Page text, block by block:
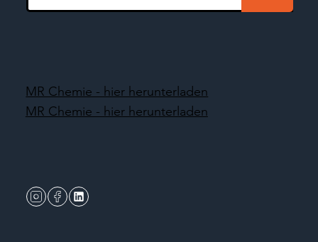
MR Chemie - hier herunterladen
MR Chemie - hier herunterladen